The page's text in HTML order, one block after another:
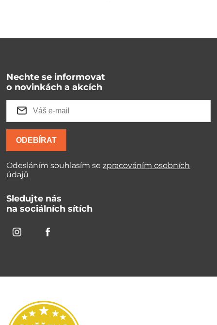
Nechte se informovat
o novinkách a akcích
ODEBÍRAT
Odesláním souhlasím sezpracováním osobních
údajů
Sledujte nás
na sociálních sítích